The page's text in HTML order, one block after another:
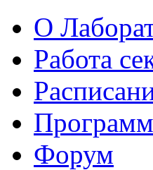
О
Работа
Форум